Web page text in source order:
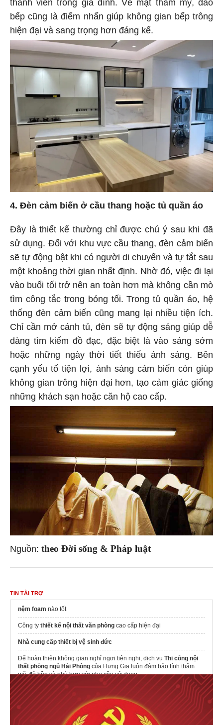
bếp cũng là điểm nhấn giúp không gian bếp trông
hiện đại và sang trọng hơn đáng kể.
4. Đèn cảm biến ở cầu thang hoặc tủ quần áo
Đây là thiết kế thường chỉ được chú ý sau khi đã
sử dụng. Đối với khu vực cầu thang, đèn cảm biến
sẽ tự động bật khi có người di chuyển và tự tắt sau
một khoảng thời gian nhất định. Nhờ đó, việc đi lại
vào buổi tối trở nên an toàn hơn mà không cần mò
tìm công tắc trong bóng tối. Trong tủ quần áo, hệ
thống đèn cảm biến cũng mang lại nhiều tiện ích.
Chỉ cần mở cánh tủ, đèn sẽ tự động sáng giúp dễ
dàng tìm kiếm đồ đạc, đặc biệt là vào sáng sớm
hoặc những ngày thời tiết thiếu ánh sáng. Bên
cạnh yếu tố tiện lợi, ánh sáng cảm biến còn giúp
không gian trông hiện đại hơn, tạo cảm giác giống
những khách sạn hoặc căn hộ cao cấp.
Nguồn: theo Đời sống & Pháp luật
TIN TÀI TRỢ
nệm foam nào tốt
Công ty thiết kế nội thất văn phòng cao cấp hiện đại
Nhà cung cấp thiết bị vệ sinh đức
Để hoàn thiện không gian nghỉ ngơi tiện nghi, dịch vụ Thi công nội
thất phòng ngủ Hải Phòng của Hưng Gia luôn đảm bảo tính thẩm
mỹ, độ bền và phù hợp với nhu cầu sử dụng.
Bàn văn phòng
Phân phối & cung cấpmáy lạnh âm trần Aquachính hãng, giá tốt
Lắp mái hiên tự động